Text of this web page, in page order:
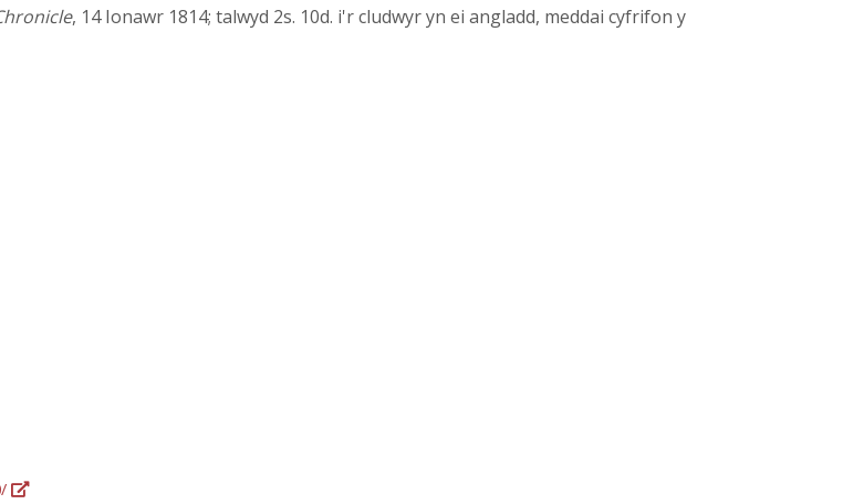
, 14 Ionawr 1814; talwyd 2s. 10d. i'r cludwyr yn ei angladd, meddai cyfrifon y